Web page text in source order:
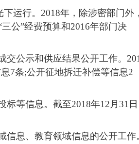
运行。2018年，除涉密部门外，
公”经费预算和2016年部门决
交公示和供应结果公开工作。
7条;公开征地拆迁补偿等信息2
等信息。截至2018年12月31日
息、教育领域信息的公开工作